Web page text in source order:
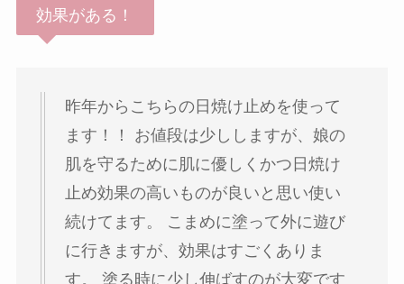
効果がある！
昨年からこちらの日焼け止めを使って
ます！！ お値段は少ししますが、娘の
肌を守るために肌に優しくかつ日焼け
止め効果の高いものが良いと思い使い
続けてます。 こまめに塗って外に遊び
に行きますが、効果はすごくありま
す。 塗る時に少し伸ばすのが大変です